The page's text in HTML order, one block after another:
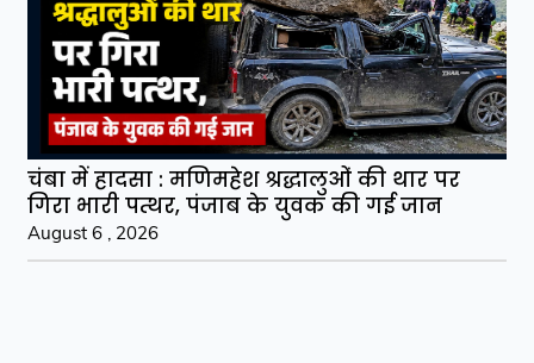
चंबा में हादसा : मणिमहेश श्रद्धालुओं की थार पर
गिरा भारी पत्थर, पंजाब के युवक की गई जान
August 6 , 2026